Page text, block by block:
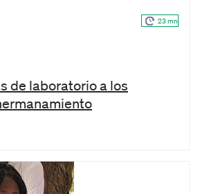
23 mn
de laboratorio a los